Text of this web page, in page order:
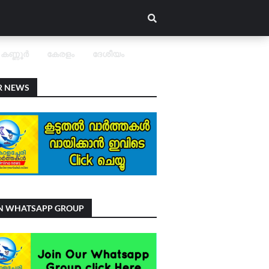
കണ്ണൂർ കേരളം ദേശീയം
NEWS
WHATSAPP GROUP